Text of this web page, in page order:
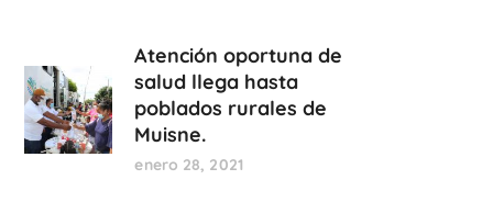
Atención oportuna de
salud llega hasta
poblados rurales de
Muisne.
enero 28, 2021